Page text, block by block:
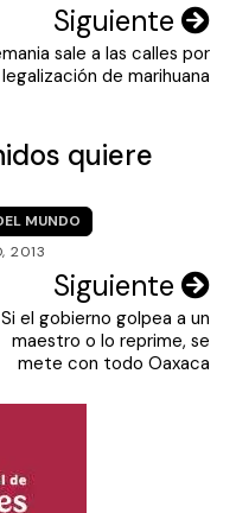
Siguiente
sale a las calles por
legalización de marihuana
quiere
MUNDO
2013
Siguiente
Si el gobierno golpea a un
maestro o lo reprime, se
mete con todo Oaxaca